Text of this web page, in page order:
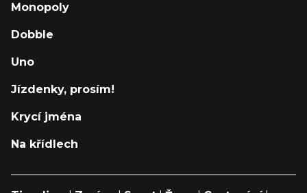
Monopoly
Dobble
Uno
Jízdenky, prosím!
Krycí jména
Na křídlech